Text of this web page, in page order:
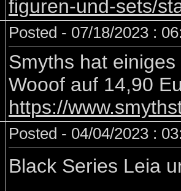
figuren-und-sets/
Posted - 07/18/2023 :
Smyths hat
Wooof auf 14,90
https://
Posted - 04/04/2023 :
Black Series Leia